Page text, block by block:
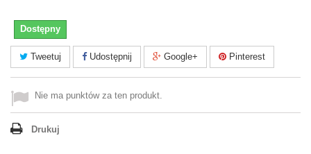
Dostępny
Tweetuj Udostępnij Google+ Pinterest
Nie ma punktów za ten produkt.
Drukuj